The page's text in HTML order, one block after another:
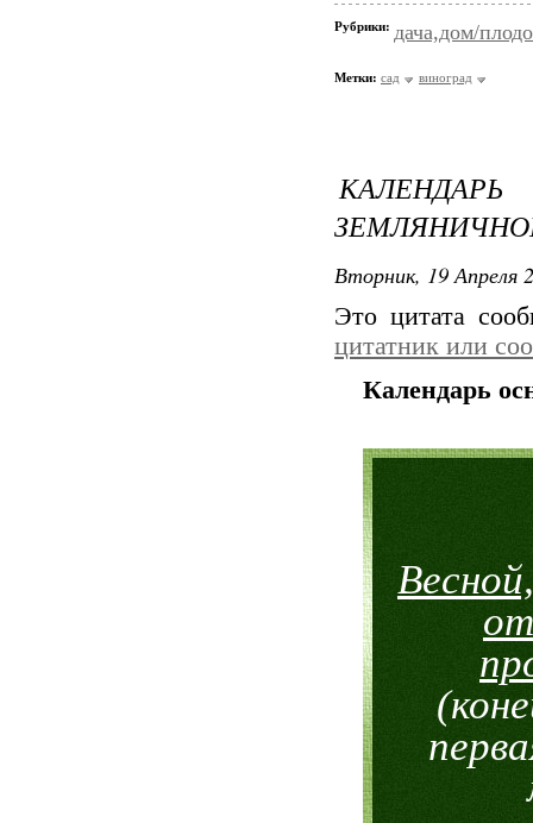
Рубрики: дача,дом/
Метки: сад виноград
Вторник, 19 Апреля
Это цитата
цитатник или
Календарь